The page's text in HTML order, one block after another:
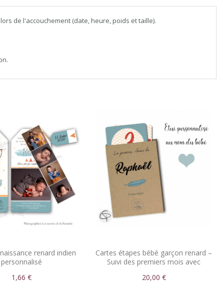
de l'accouchement (date, heure, poids et taille).
renard indien
personnalisé
1,66 €
Cartes étapes bébé garçon renard –
Suivi des premiers mois avec
20,00 €